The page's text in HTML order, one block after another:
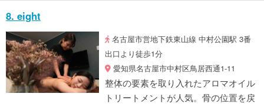
8. eight
名古屋市営地下鉄東山線 中村公園駅 3番
出口より徒歩1分
愛知県名古屋市中村区鳥居西通1-11
整体の要素を取り入れたアロマオイル
トリートメントが人気。骨の位置を戻